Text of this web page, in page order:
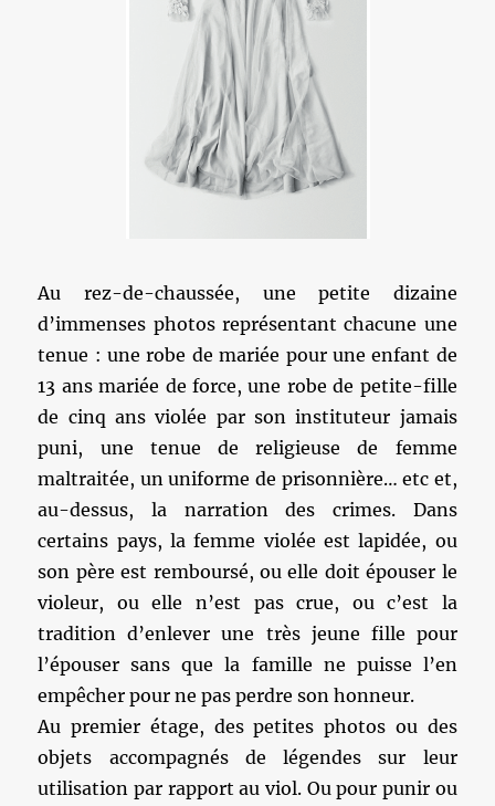
Au rez-de-chaussée, une petite dizaine
d’immenses photos représentant chacune une
tenue : une robe de mariée pour une enfant de
13 ans mariée de force, une robe de petite-fille
de cinq ans violée par son instituteur jamais
puni, une tenue de religieuse de femme
maltraitée, un uniforme de prisonnière… etc et,
au-dessus, la narration des crimes. Dans
certains pays, la femme violée est lapidée, ou
son père est remboursé, ou elle doit épouser le
violeur, ou elle n’est pas crue, ou c’est la
tradition d’enlever une très jeune fille pour
l’épouser sans que la famille ne puisse l’en
empêcher pour ne pas perdre son honneur.
Au premier étage, des petites photos ou des
objets accompagnés de légendes sur leur
utilisation par rapport au viol. Ou pour punir ou